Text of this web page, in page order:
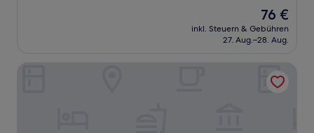
Der
Preis
beträgt
76 €
inkl. Steuern & Gebühren
27. Aug.–28. Aug.